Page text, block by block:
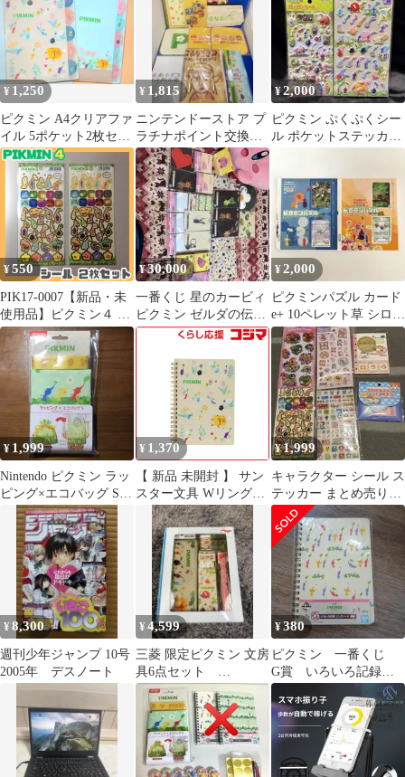
¥ 1,250
ピクミン A4クリアファ
イル 5ポケット2枚セッ
ト
¥ 1,815
ニンテンドーストア プ
ラチナポイント交換グ
ッズ 大量
¥2,000
ピクミン ぷくぷくシー
ル ポケットステッカー
¥550
PIK17-0007【新品・未
使用品】ピクミン４ シ
ール 2枚セット 任天堂
ゲーム wii U ゲームソ
フト キャラクター
PIKMIN 赤ピクミン 青
ピクミン 黄ピクミン 岩
ピクミン 紫ピクミン 白
ピクミン デコレーショ
ン 子供 キッズ プレゼ
ント
¥30,000
一番くじ 星のカービィ
ピクミン ゼルダの伝
説 グッズセット
¥2,000
ピクミンパズル カード
e+ 10ペレット草 シロポ
ンガシグサ 2枚セット
¥ 1,999
Nintendo ピクミン ラッ
ピング×エコバッグ S
（ピクミン＆チャッピ
ー）
¥ 1,370
【 新品 未開封 】 サン
スター文具 Wリングノ
ート ピクミン ［B6/横
罫線］ ちらばり
S2643294 未使用 送料
無料
¥1,999
キャラクター シール ス
テッカー まとめ売り
にゃんにゃんにゃんこ
¥8,300
週刊少年ジャンプ 10号
2005年 デスノート
¥4,599
三菱 限定ピクミン 文房
具6点セット
BTGKPKS
¥380
ピクミン 一番くじ
G賞 いろいろ記録
リングノート